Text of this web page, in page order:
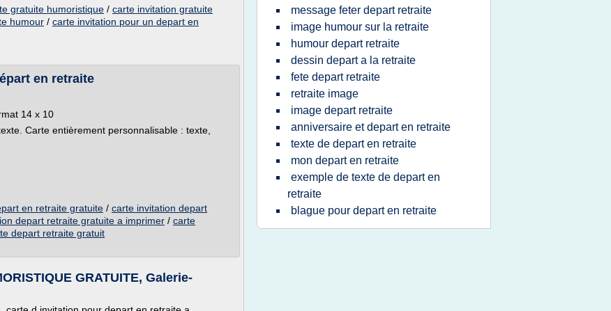
gratuite humoristique / carte invitation gratuite
humour / carte invitation pour un depart en
en retraite
14 x 10
Carte entièrement personnalisable : texte,
en retraite gratuite / carte invitation depart
depart retraite gratuite a imprimer / carte
depart retraite gratuit
GRATUITE, Galerie-
message feter depart retraite
image humour sur la retraite
humour depart retraite
dessin depart a la retraite
fete depart retraite
retraite image
image depart retraite
anniversaire et depart en retraite
texte de depart en retraite
mon depart en retraite
exemple de texte de depart en
retraite
blague pour depart en retraite